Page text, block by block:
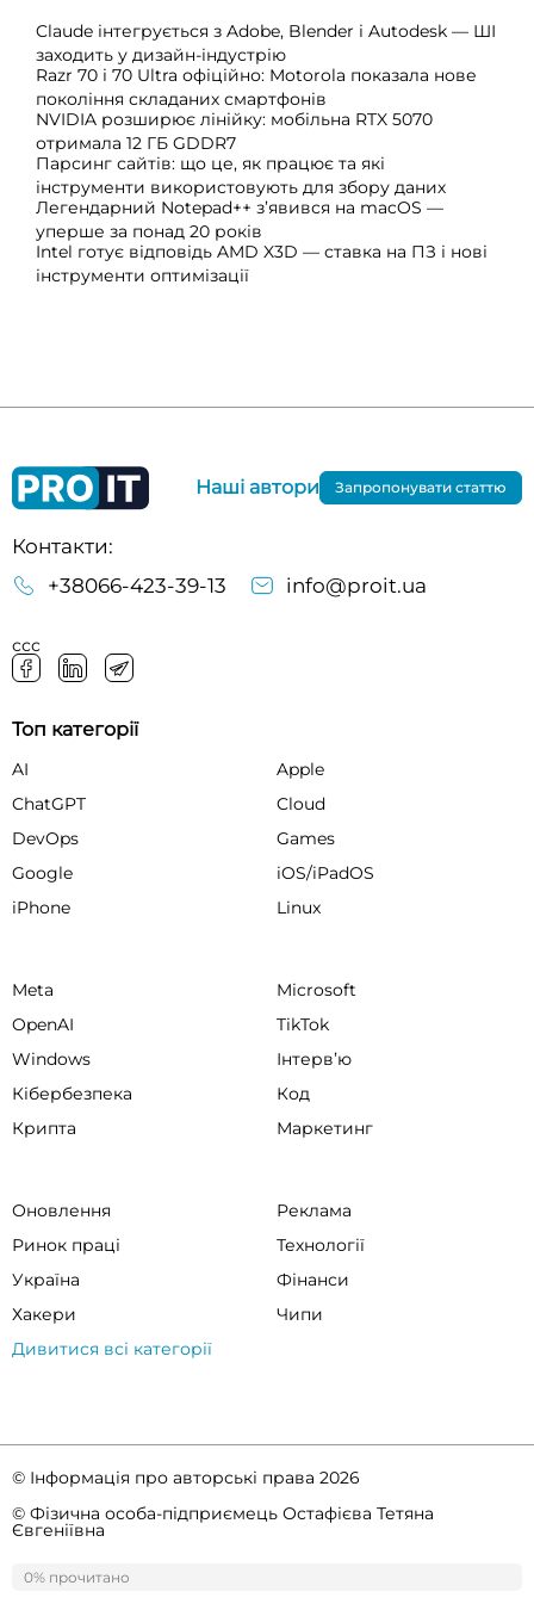
Claude інтегрується з Adobe, Blender і Autodesk — ШІ
заходить у дизайн-індустрію
Razr 70 і 70 Ultra офіційно: Motorola показала нове
покоління складаних смартфонів
NVIDIA розширює лінійку: мобільна RTX 5070
отримала 12 ГБ GDDR7
Парсинг сайтів: що це, як працює та які
інструменти використовують для збору даних
Легендарний Notepad++ з’явився на macOS —
уперше за понад 20 років
Intel готує відповідь AMD X3D — ставка на ПЗ і нові
інструменти оптимізації
0% прочитано
0%
Контакти:
+38066-423-39-13
info@proit.ua
ссс
Наші автори Запропонувати статтю
Топ категорії
AI
Apple
ChatGPT
Cloud
DevOps
Games
Google
iOS/iPadOS
iPhone
Linux
Meta
Microsoft
OpenAI
TikTok
Windows
Інтервʼю
Кібербезпека
Код
Крипта
Маркетинг
Оновлення
Реклама
Ринок праці
Технології
Україна
Фінанси
Хакери
Чипи
Дивитися всі категорії
© Інформація про авторські права 2026
© Фізична особа-підприємець Остафієва Тетяна
Євгеніївна
Правила спільноти